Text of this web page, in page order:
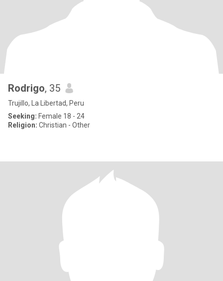
Rodrigo, 35
Trujillo, La Libertad, Peru
Seeking: Female 18 - 24
Religion: Christian - Other